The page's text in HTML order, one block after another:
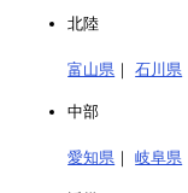
北陸
富山県 ｜石川県
中部
愛知県 ｜岐阜県